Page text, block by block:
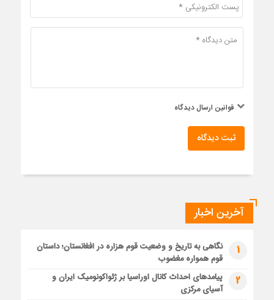
قوانین ارسال دیدگاه
ثبت دیدگاه
آخرین اخبار
1
نگاهی به تاریخ و وضعیت قوم هزاره در افغانستان؛ داستان
قوم همواره مغضوب
2
پیامدهای احداث کانال اوراسیا بر ژئواکونومیک ایران و
آسیای مرکزی